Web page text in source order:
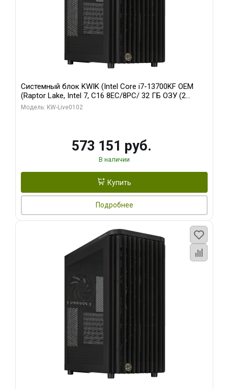
Системный блок KWIK (Intel Core i7-13700KF OEM
(Raptor Lake, Intel 7, C16 8EC/8PC/ 32 ГБ ОЗУ (2
модуля)/ Afox RTX4090 24GB GDDR6X 384-Bit 3xDP
Модель: KW-Live0102
573 151 руб.
В наличии
Купить
Подробнее